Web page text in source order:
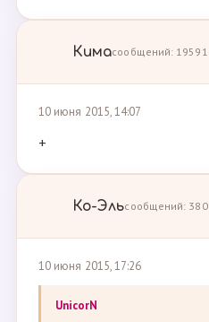
Кимасообщений: 19591
10 июня 2015, 14:07
+
Ко-Эльсообщений: 380
10 июня 2015, 17:26
UnicorN